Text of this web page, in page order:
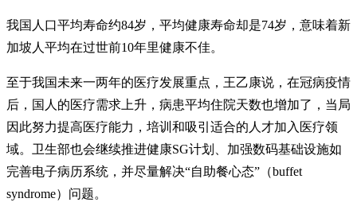
我国人口平均寿命约84岁，平均健康寿命却是74岁，意味着新
加坡人平均在过世前10年里健康不佳。
至于我国未来一两年的医疗发展重点，王乙康说，在冠病疫情
后，国人的医疗需求上升，病患平均住院天数也增加了，当局
因此努力提高医疗能力，培训和吸引适合的人才加入医疗领
域。卫生部也会继续推进健康SG计划、加强数码基础设施如
完善电子病历系统，并尽量解决“自助餐心态”（buffet
syndrome）问题。